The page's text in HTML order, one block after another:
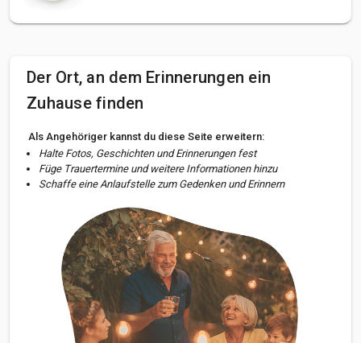
Der Ort, an dem Erinnerungen ein
Zuhause finden
Als Angehöriger kannst du diese Seite erweitern:
Halte Fotos, Geschichten und Erinnerungen fest
Füge Trauertermine und weitere Informationen hinzu
Schaffe eine Anlaufstelle zum Gedenken und Erinnern